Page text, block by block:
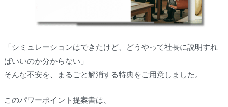
「シミュレーションはできたけど、どうやって社長に説明すれ
ばいいのか分からない」
そんな不安を、まるごと解消する特典をご用意しました。
このパワーポイント提案書は、